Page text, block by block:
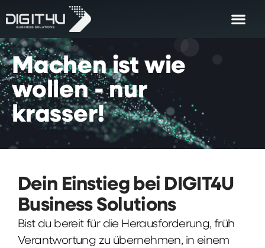
Machen ist wie
wollen - nur
krasser!
Dein Einstieg bei DIGIT4U
Business Solutions
Bist du bereit für die Herausforderung, früh
Verantwortung zu übernehmen, in einem